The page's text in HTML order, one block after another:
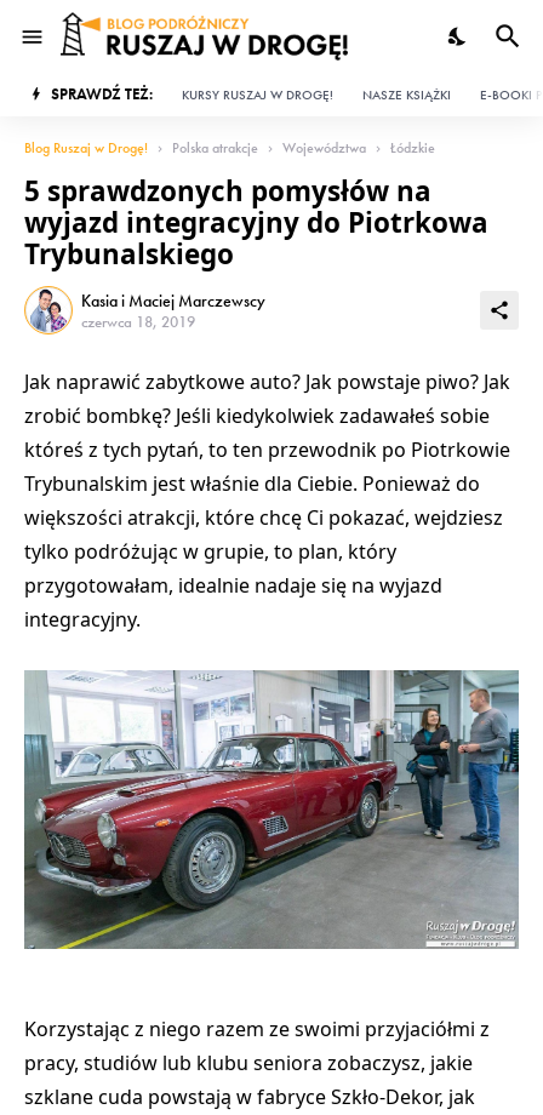
SPRAWDŹ TEŻ: KURSY RUSZAJ W DROGĘ! NASZE KSIĄŻKI E-BOOKI
Blog Ruszaj w Drogę! Polska atrakcje Województwa Łódzkie
5 sprawdzonych pomysłów na
wyjazd integracyjny do Piotrkowa
Trybunalskiego
Kasia i Maciej Marczewscy
czerwca 18, 2019
Jak naprawić zabytkowe auto? Jak powstaje piwo? Jak
zrobić bombkę? Jeśli kiedykolwiek zadawałeś sobie
któreś z tych pytań, to ten przewodnik po Piotrkowie
Trybunalskim jest właśnie dla Ciebie. Ponieważ do
większości atrakcji, które chcę Ci pokazać, wejdziesz
tylko podróżując w grupie, to plan, który
przygotowałam, idealnie nadaje się na wyjazd
integracyjny.
Korzystając z niego razem ze swoimi przyjaciółmi z
pracy, studiów lub klubu seniora zobaczysz, jakie
szklane cuda powstają w fabryce Szkło-Dekor, jak